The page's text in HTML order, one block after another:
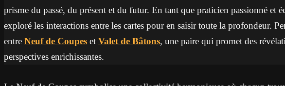
prisme du passé, du présent et du futur. En tant que praticien passionné et
exploré les interactions entre les cartes pour en saisir toute la profondeur.
entre Neuf de Coupeset Valet de Bâtons, une paire qui promet des
perspectives enrichissantes.